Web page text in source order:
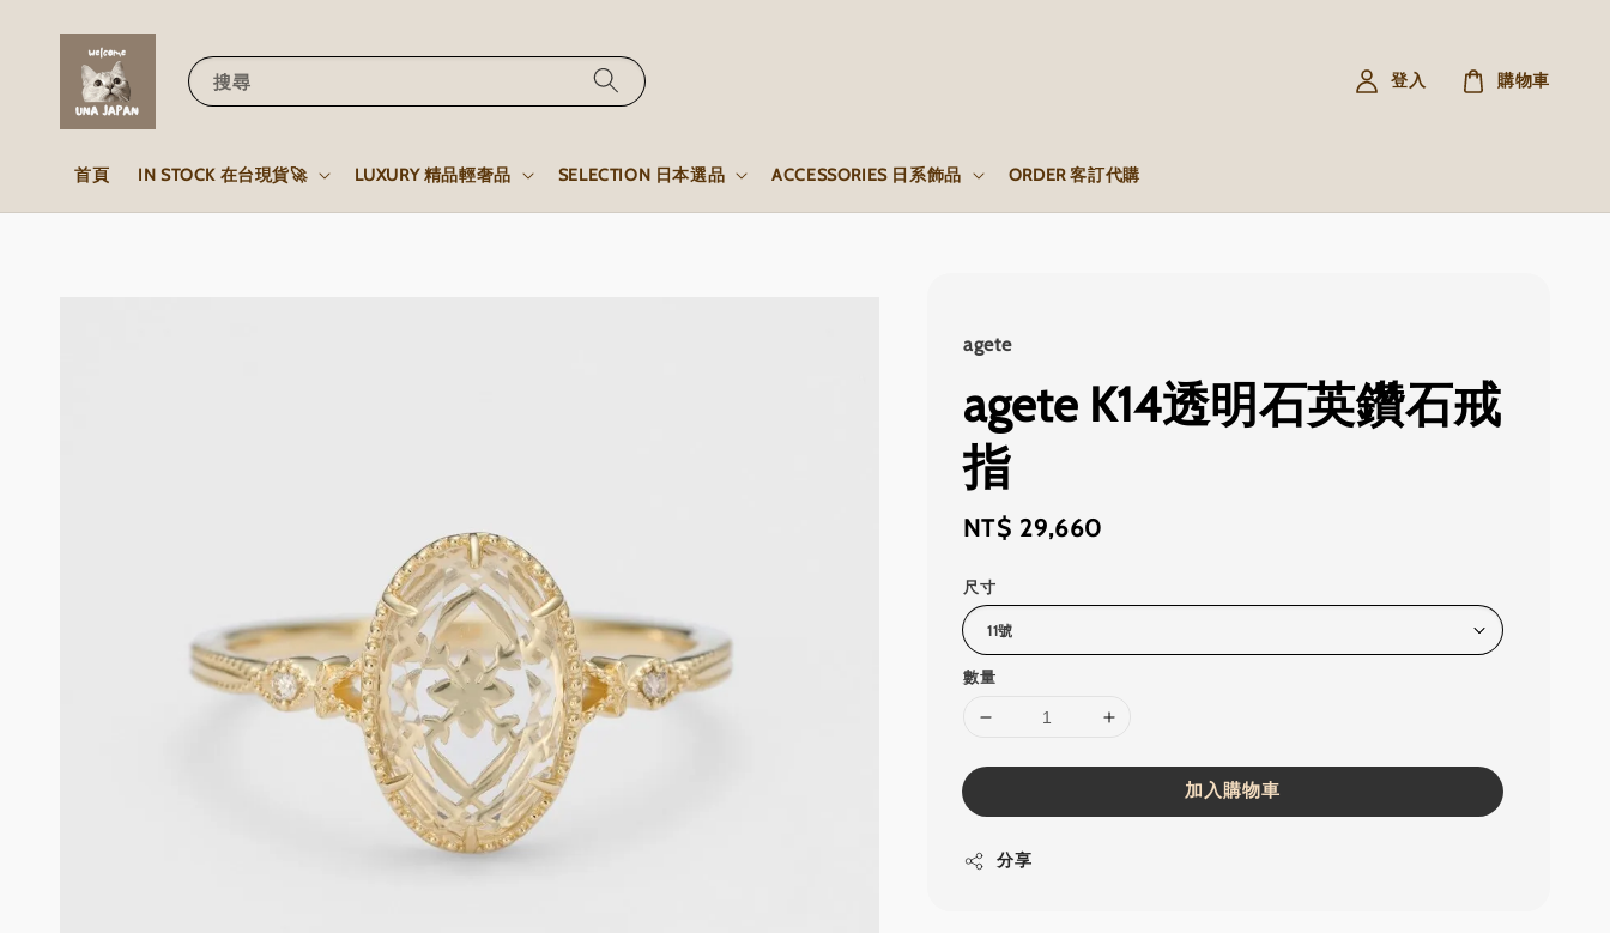
搜尋
首頁 IN STOCK 在台現貨🚀 LUXURY 精品輕奢品 SELECTION 日本選品 ACCESSORIES 日系飾品 ORDER 客訂代購
登入 購物車
agete
agete K14透明石英鑽石戒
指
Regular
NT$ 29,660
尺寸
數量
加入購物車
分享